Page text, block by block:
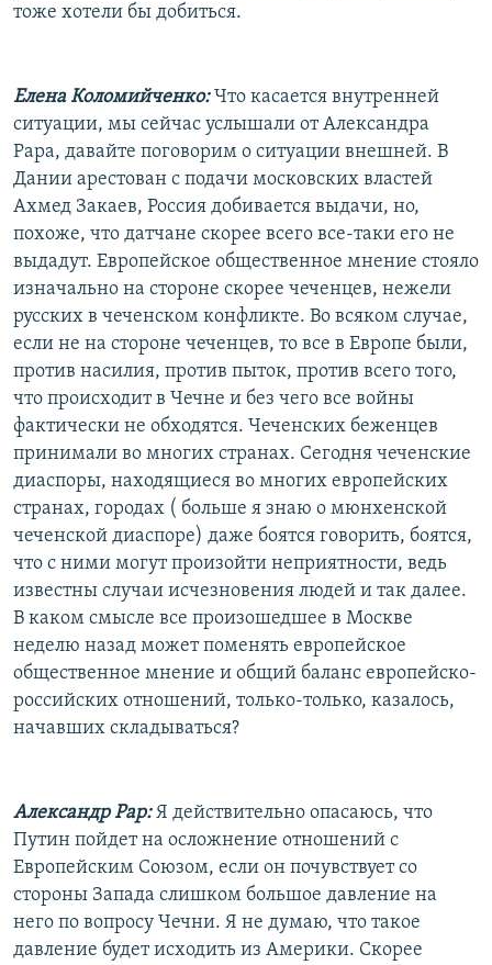
тоже хотели бы добиться.
Елена Коломийченко:Что касается внутренней
ситуации, мы сейчас услышали от Александра
Рара, давайте поговорим о ситуации внешней. В
Дании арестован с подачи московских властей
Ахмед Закаев, Россия добивается выдачи, но,
похоже, что датчане скорее всего все-таки его не
выдадут. Европейское общественное мнение стояло
изначально на стороне скорее чеченцев, нежели
русских в чеченском конфликте. Во всяком случае,
если не на стороне чеченцев, то все в Европе были,
против насилия, против пыток, против всего того,
что происходит в Чечне и без чего все войны
фактически не обходятся. Чеченских беженцев
принимали во многих странах. Сегодня чеченские
диаспоры, находящиеся во многих европейских
странах, городах ( больше я знаю о мюнхенской
чеченской диаспоре) даже боятся говорить, боятся,
что с ними могут произойти неприятности, ведь
известны случаи исчезновения людей и так далее.
В каком смысле все произошедшее в Москве
неделю назад может поменять европейское
общественное мнение и общий баланс европейско-
российских отношений, только-только, казалось,
начавших складываться?
Александр Рар:Я действительно опасаюсь, что
Путин пойдет на осложнение отношений с
Европейским Союзом, если он почувствует со
стороны Запада слишком большое давление на
него по вопросу Чечни. Я не думаю, что такое
давление будет исходить из Америки. Скорее